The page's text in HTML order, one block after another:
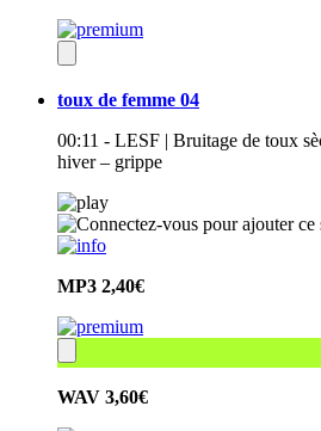
toux de femme 04
00:11 - LESF | Bruitage de toux
hiver – grippe
MP3 2,40€
WAV 3,60€